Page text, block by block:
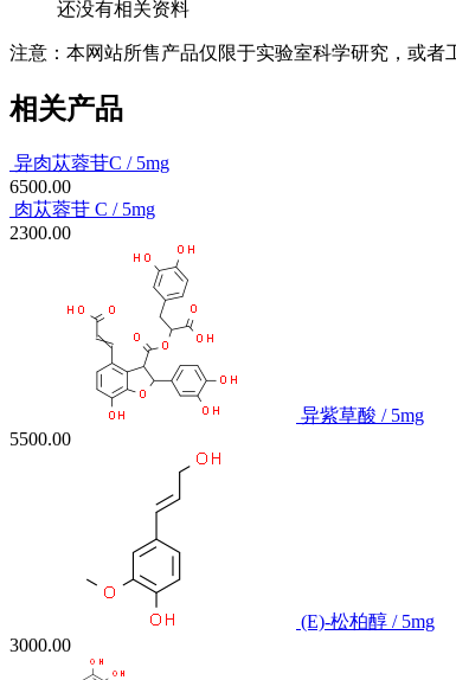
还没有相关资料
注意：本网站所售产品仅限于实验室科学研究，或者
相关产品
异肉苁蓉苷C / 5mg
6500.00
肉苁蓉苷 C / 5mg
2300.00
异紫草酸 / 5mg
5500.00
(E)-松柏醇 / 5mg
3000.00